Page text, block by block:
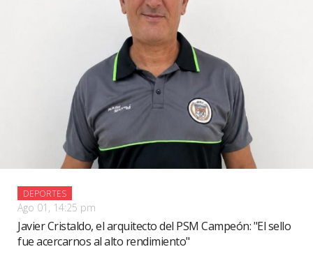
DEPORTES
Ago 01, 14:25 pm
Javier Cristaldo, el arquitecto del PSM Campeón: "El sello
fue acercarnos al alto rendimiento"